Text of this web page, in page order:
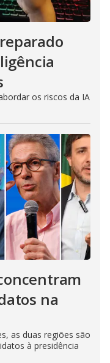
os riscos da IA
na
as duas regiões são
à presidência